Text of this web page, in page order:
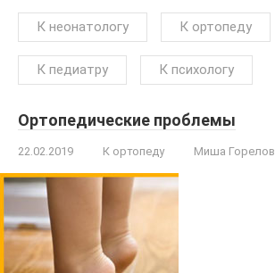
К неонатологу К ортопеду
К педиатру К психологу
Ортопедические проблемы
22.02.2019 К ортопеду Миша Горелов